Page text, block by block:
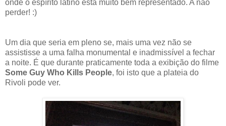
onde o espírito latino está muito bem representado. A não
perder! :)
Um dia que seria em pleno se, mais uma vez não se
assistisse a uma falha monumental e inadmissível a fechar
a noite. É que durante praticamente toda a exibição do filme
Some Guy Who Kills People, foi isto que a plateia do
Rivoli pode ver.